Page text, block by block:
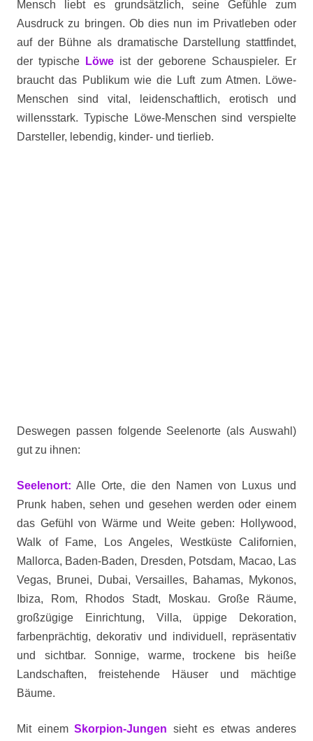
Mensch liebt es grundsätzlich, seine Gefühle zum
Ausdruck zu bringen. Ob dies nun im Privatleben oder
auf der Bühne als dramatische Darstellung stattfindet,
der typische
Löwe ist der geborene Schauspieler. Er
braucht das Publikum wie die Luft zum Atmen. Löwe-
Menschen sind vital, leidenschaftlich, erotisch und
willensstark. Typische Löwe-Menschen sind verspielte
Darsteller, lebendig, kinder- und tierlieb.
Deswegen passen folgende Seelenorte (als Auswahl)
gut zu ihnen:
Seelenort: Alle Orte, die den Namen von Luxus und
Prunk haben, sehen und gesehen werden oder einem
das Gefühl von Wärme und Weite geben: Hollywood,
Walk of Fame, Los Angeles, Westküste Californien,
Mallorca, Baden-Baden, Dresden, Potsdam, Macao, Las
Vegas, Brunei, Dubai, Versailles, Bahamas, Mykonos,
Ibiza, Rom, Rhodos Stadt, Moskau. Große Räume,
großzügige Einrichtung, Villa, üppige Dekoration,
farbenprächtig, dekorativ und individuell, repräsentativ
und sichtbar. Sonnige, warme, trockene bis heiße
Landschaften, freistehende Häuser und mächtige
Bäume.
Mit einem Skorpion-Jungen sieht es etwas anderes